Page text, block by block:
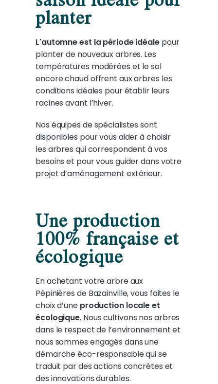
planter
L'automne est la période idéalepour
planter de nouveaux arbres. Les
températures modérées et le sol
encore chaud offrent aux arbres les
conditions idéales pour établir leurs
racines avant l’hiver.
Nos équipes de spécialistes sont
disponibles pour vous aider à choisir
les arbres qui correspondent à vos
besoins et pour vous guider dans votre
projet d’aménagement extérieur.
Une production
100% française et
écologique
En achetant votre arbre aux
Pépinières de Bazainville, vous faites le
choix d’une production locale et
écologique. Nous cultivons nos arbres
dans le respect de l’environnement et
nous sommes engagés dans une
démarche éco-responsable qui se
traduit par des actions concrètes et
des innovations durables.